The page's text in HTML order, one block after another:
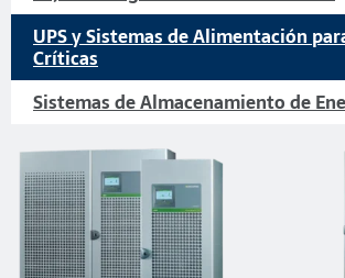
UPS y Sistemas de Alimentación
Críticas
Sistemas de Almacenamiento de